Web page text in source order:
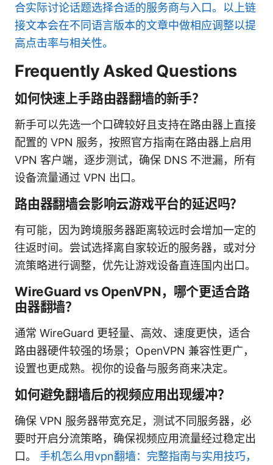
合实际讨论话题选择合适的服务商与入口。以上链
接文本会在不同语言版本的文章中做相应调整以提
高点击率与相关性。
Frequently Asked Questions
如何快速上手路由器翻墙的新手？
新手可以先选一个口碑较好且支持在路由器上直接
配置的 VPN 服务，按照官方指南在路由器上启用
VPN 客户端，逐步测试，确保 DNS 不泄漏，所有
设备流量通过 VPN 出口。
路由器翻墙会影响云游戏平台的延迟吗？
有可能，因为跨境服务器距离较远时会增加一定的
往返时间。尝试选择离自家较近的服务器，或对分
流策略进行调整，优先让游戏设备直连国内出口。
WireGuard vs OpenVPN，哪个更适合路
由器翻墙？
通常 WireGuard 更轻量、高效、速度更快，适合
路由器硬件较强的场景；OpenVPN 兼容性更广，
设置也更成熟。视你的设备与服务商来决定。
如何避免翻墙后的视频应用出现缓冲？
确保 VPN 服务器带宽充足，测试不同服务器，必
要时开启分流策略，确保视频应用流量经过稳定出
口。 手机怎么用vpn翻墙：完整指南与实用技巧，